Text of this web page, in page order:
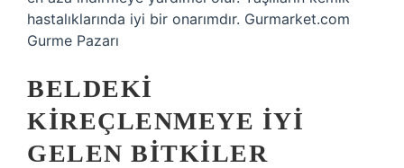
hastalıklarında iyi bir onarımdır. Gurmarket.com
Gurme Pazarı
BELDEKI
KIREÇLENMEYE IYI
GELEN BITKILER